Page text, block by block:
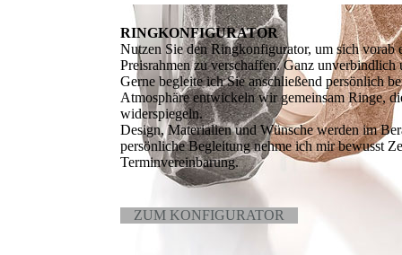
RINGKONFIGURATOR
Nutzen Sie den Ringkonfigurator, um sich
Preisrahmen zu verschaffen. Ganz
Gerne begleite ich Sie anschließend persönlich
Atmosphäre entwickeln wir gemeinsam Ringe,
widerspiegeln.
Design, Materialien und Wünsche werden im
persönliche Begleitung nehme ich mir bewusst
Terminvereinbarung.
ZUM KONFIGURATOR